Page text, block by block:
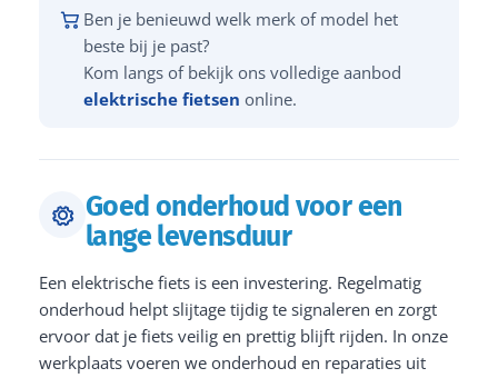
Ben je benieuwd welk merk of model het
beste bij je past?
Kom langs of bekijk ons volledige aanbod
elektrische fietsen online.
Goed onderhoud voor een
lange levensduur
Een elektrische fiets is een investering. Regelmatig
onderhoud helpt slijtage tijdig te signaleren en zorgt
ervoor dat je fiets veilig en prettig blijft rijden. In onze
werkplaats voeren we onderhoud en reparaties uit